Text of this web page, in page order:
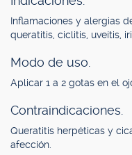
Inflamaciones y alergias
queratitis, ciclitis, uveítis,
Modo de uso.
Aplicar 1 a 2 gotas en el
Contraindicaciones.
Queratitis herpéticas y
afección.